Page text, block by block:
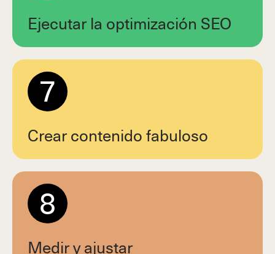
Ejecutar la optimización SEO
7
Crear contenido fabuloso
8
Medir y ajustar